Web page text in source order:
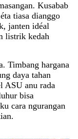
Kusabab
tiasa dianggo
janten idéal
listrik kedah
Timbang hargana
daya tahan
ASU anu rada
bisa
cara ngurangan